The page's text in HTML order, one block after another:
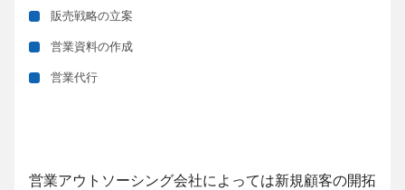
販売戦略の立案
営業資料の作成
営業代行
営業アウトソーシング会社によっては新規顧客の開拓